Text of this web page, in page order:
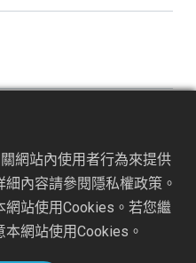
網站內使用者行為來提供
內容請參閱隱私權政策。
站使用Cookies。若您繼
網站使用Cookies。